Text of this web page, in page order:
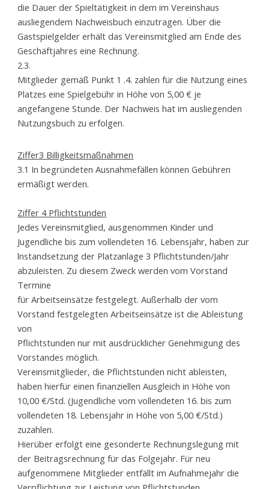
die Dauer der Spieltätigkeit in dem im Vereinshaus
ausliegendem Nachweisbuch einzutragen. Über die
Gastspielgelder erhält das Vereinsmitglied am Ende des
Geschäftjahres eine Rechnung.
2.3.
Mitglieder gemäß Punkt 1 .4. zahlen für die Nutzung eines
Platzes eine Spielgebühr in Höhe von 5,00 € je
angefangene Stunde. Der Nachweis hat im ausliegenden
Nutzungsbuch zu erfolgen.
Ziffer3 Billigkeitsmaßnahmen
3.1 In begründeten Ausnahmefällen können Gebühren
ermäßigt werden.
Ziffer 4 Pflichtstunden
Jedes Vereinsmitglied, ausgenommen Kinder und
Jugendliche bis zum vollendeten 16. Lebensjahr, haben zur
lnstandsetzung der Platzanlage 3 Pflichtstunden/Jahr
abzuleisten. Zu diesem Zweck werden vom Vorstand
Termine
für Arbeitseinsätze festgelegt. Außerhalb der vom
Vorstand festgelegten Arbeitseinsätze ist die Ableistung
von
Pflichtstunden nur mit ausdrücklicher Genehmigung des
Vorstandes möglich.
Vereinsmitglieder, die Pflichtstunden nicht ableisten,
haben hierfür einen finanziellen Ausgleich in Höhe von
10,00 €/Std. (Jugendliche vom vollendeten 16. bis zum
vollendeten 18. Lebensjahr in Höhe von 5,00 €/Std.)
zuzahlen.
Hierüber erfolgt eine gesonderte Rechnungslegung mit
der Beitragsrechnung für das Folgejahr. Für neu
aufgenommene Mitglieder entfällt im Aufnahmejahr die